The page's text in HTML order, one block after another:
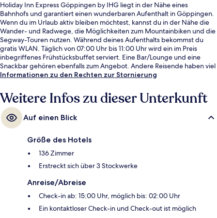
Holiday Inn Express Göppingen by IHG liegt in der Nähe eines
Bahnhofs und garantiert einen wunderbaren Aufenthalt in Göppingen.
Wenn du im Urlaub aktiv bleiben möchtest, kannst du in der Nähe die
Wander- und Radwege, die Möglichkeiten zum Mountainbiken und die
Segway-Touren nutzen. Während deines Aufenthalts bekommst du
gratis WLAN. Täglich von 07:00 Uhr bis 11:00 Uhr wird ein im Preis
inbegriffenes Frühstücksbuffet serviert. Eine Bar/Lounge und eine
Snackbar gehören ebenfalls zum Angebot. Andere Reisende haben viel
Gutes über das hilfsbereite Personal zu berichten.
Informationen zu den Rechten zur Stornierung
Weitere Infos zu dieser Unterkunft
Auf einen Blick
Größe des Hotels
136 Zimmer
Erstreckt sich über 3 Stockwerke
Anreise/Abreise
Check-in ab: 15:00 Uhr, möglich bis: 02:00 Uhr
Ein kontaktloser Check-in und Check-out ist möglich